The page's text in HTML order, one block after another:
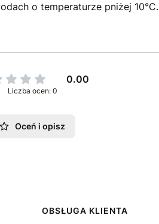
o temperaturze pniżej 10°C.
0.00
Liczba ocen: 0
Oceń i opisz
OBSŁUGA KLIENTA